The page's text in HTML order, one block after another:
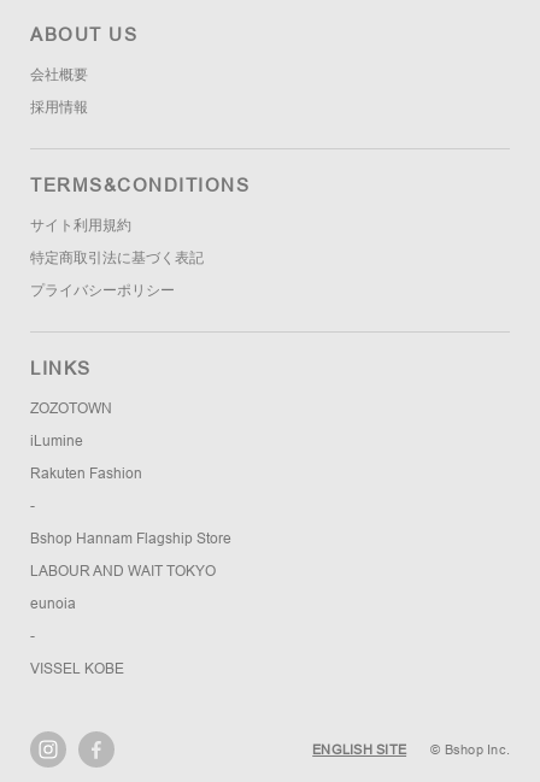
ABOUT US
会社概要
採用情報
TERMS&CONDITIONS
サイト利用規約
特定商取引法に基づく表記
プライバシーポリシー
LINKS
ZOZOTOWN
iLumine
Rakuten Fashion
-
Bshop Hannam Flagship Store
LABOUR AND WAIT TOKYO
eunoia
-
VISSEL KOBE
ENGLISH SITE © Bshop Inc.